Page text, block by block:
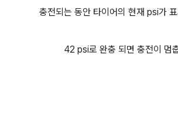
충전되는 동안 타이어의 현재 psi가
42 psi로 완충 되면 충전이 멈